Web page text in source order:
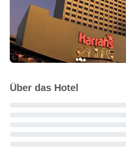
Über das Hotel